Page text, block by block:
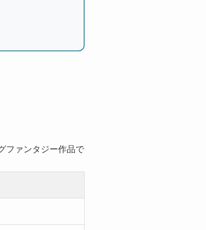
ファンタジー作品で